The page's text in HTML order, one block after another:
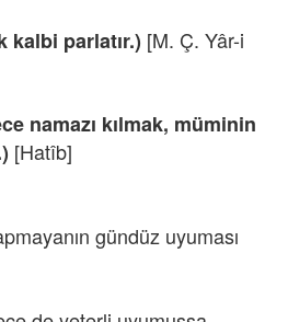
kalbi parlatır.) [M. Ç. Yâr-i
namazı kılmak, müminin
[Hatîb]
gündüz uyuması